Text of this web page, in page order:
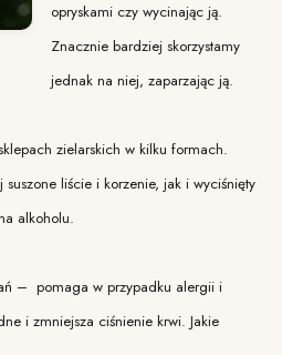
opryskami czy wycinając ją.
Znacznie bardziej skorzystamy
jednak na niej, zaparzając ją.
zielarskich w kilku formach.
liście i korzenie, jak i wyciśnięty
alkoholu.
– pomaga w przypadku alergii i
i zmniejsza ciśnienie krwi. Jakie